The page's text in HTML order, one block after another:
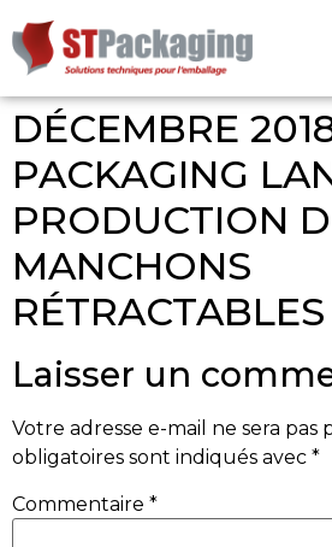
DÉCEMBRE
PACKAGING
PRODUCTION
MANCHONS
RÉTRACTABLES
Laisser un
Votre adresse e-mail ne sera pas
obligatoires sont indiqués avec *
Commentaire *